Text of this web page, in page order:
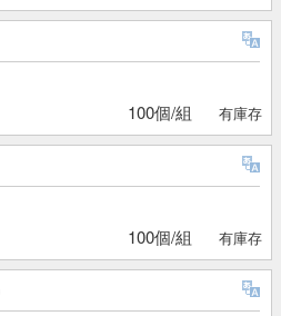
100個/組 有庫存
100個/組 有庫存